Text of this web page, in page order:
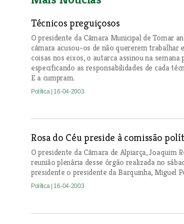
Técnicos preguiçosos
O presidente da Câmara Municipal de Tomar
câmara acusou-os de não quererem trabalhar
coisas nos eixos, o autarca assinou na
especificando as responsabilidades de cada
E a cumpram.
Política | 16-04-2003
Rosa do Céu preside à comissão
O presidente da Câmara de Alpiarça, Joaquim
reunião plenária desse órgão realizada no
presidente o presidente da Barquinha, Miguel
Política | 16-04-2003